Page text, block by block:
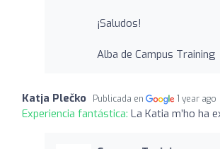
¡Saludos!
Alba de Campus Training
Katja Plečko Publicada en 1 year ago
Experiencia fantástica: La Katia m’ho ha